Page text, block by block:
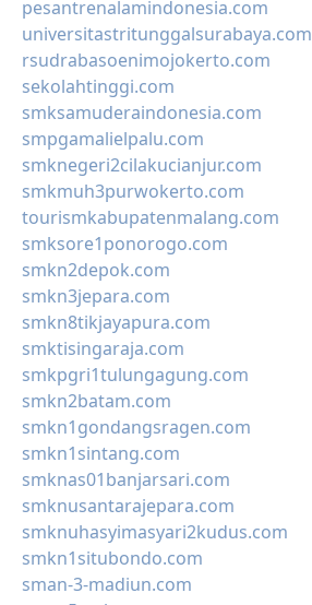
pesantrenalamindonesia.com
universitastritunggalsurabaya.com
rsudrabasoenimojokerto.com
sekolahtinggi.com
smksamuderaindonesia.com
smpgamalielpalu.com
smknegeri2cilakucianjur.com
smkmuh3purwokerto.com
tourismkabupatenmalang.com
smksore1ponorogo.com
smkn2depok.com
smkn3jepara.com
smkn8tikjayapura.com
smktisingaraja.com
smkpgri1tulungagung.com
smkn2batam.com
smkn1gondangsragen.com
smkn1sintang.com
smknas01banjarsari.com
smknusantarajepara.com
smknuhasyimasyari2kudus.com
smkn1situbondo.com
sman-3-madiun.com